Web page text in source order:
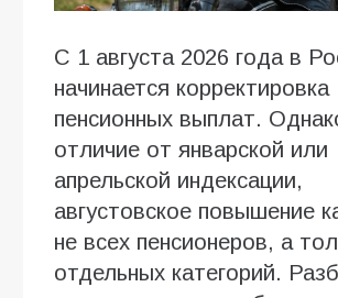
С 1 августа 2026 года в
начинается корректировка
пенсионных выплат.
отличие от январской или
апрельской индексации,
августовское повышение
не всех пенсионеров, а
отдельных категорий.